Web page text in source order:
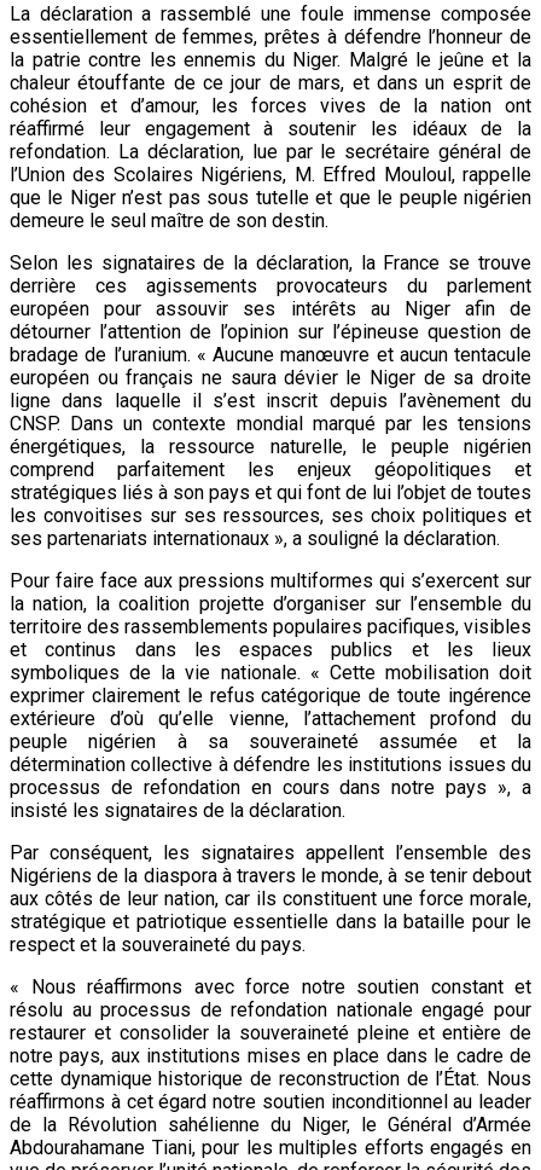
La déclaration a rassemblé une foule immense composée
essentiellement de femmes, prêtes à défendre l’honneur de
la patrie contre les ennemis du Niger. Malgré le jeûne et la
chaleur étouffante de ce jour de mars, et dans un esprit de
cohésion et d’amour, les forces vives de la nation ont
réaffirmé leur engagement à soutenir les idéaux de la
refondation. La déclaration, lue par le secrétaire général de
l’Union des Scolaires Nigériens, M. Effred Mouloul, rappelle
que le Niger n’est pas sous tutelle et que le peuple nigérien
demeure le seul maître de son destin.
Selon les signataires de la déclaration, la France se trouve
derrière ces agissements provocateurs du parlement
européen pour assouvir ses intérêts au Niger afin de
détourner l’attention de l’opinion sur l’épineuse question de
bradage de l’uranium. « Aucune manœuvre et aucun tentacule
européen ou français ne saura dévier le Niger de sa droite
ligne dans laquelle il s’est inscrit depuis l’avènement du
CNSP. Dans un contexte mondial marqué par les tensions
énergétiques, la ressource naturelle, le peuple nigérien
comprend parfaitement les enjeux géopolitiques et
stratégiques liés à son pays et qui font de lui l’objet de toutes
les convoitises sur ses ressources, ses choix politiques et
ses partenariats internationaux », a souligné la déclaration.
Pour faire face aux pressions multiformes qui s’exercent sur
la nation, la coalition projette d’organiser sur l’ensemble du
territoire des rassemblements populaires pacifiques, visibles
et continus dans les espaces publics et les lieux
symboliques de la vie nationale. « Cette mobilisation doit
exprimer clairement le refus catégorique de toute ingérence
extérieure d’où qu’elle vienne, l’attachement profond du
peuple nigérien à sa souveraineté assumée et la
détermination collective à défendre les institutions issues du
processus de refondation en cours dans notre pays », a
insisté les signataires de la déclaration.
Par conséquent, les signataires appellent l’ensemble des
Nigériens de la diaspora à travers le monde, à se tenir debout
aux côtés de leur nation, car ils constituent une force morale,
stratégique et patriotique essentielle dans la bataille pour le
respect et la souveraineté du pays.
« Nous réaffirmons avec force notre soutien constant et
résolu au processus de refondation nationale engagé pour
restaurer et consolider la souveraineté pleine et entière de
notre pays, aux institutions mises en place dans le cadre de
cette dynamique historique de reconstruction de l’État. Nous
réaffirmons à cet égard notre soutien inconditionnel au leader
de la Révolution sahélienne du Niger, le Général d’Armée
Abdourahamane Tiani, pour les multiples efforts engagés en